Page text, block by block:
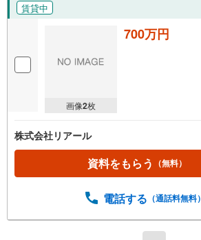
賃貸中
画像2枚
700万円
株式会社リアール
資料をもらう （無料）
電話する （通話料無料）